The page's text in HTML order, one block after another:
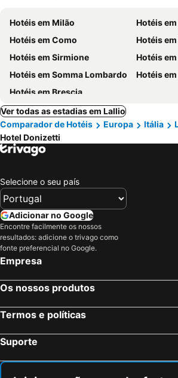
Hotéis em Milão
Hotéis
Hotéis em Como
Hotéis
Hotéis em Sirmione
Hotéis
Hotéis em Somma Lombardo
Hotéis
Hotéis em Brescia
Ver todas as estadias em Lallio
Comparador de Hotéis
Europa Itália
Hotel Donizetti
Selecione o seu país
Adicionar no Google
Encontre facilmente os nossos
resultados: adicione o trivago como
fonte preferencial no Google.
Empresa
Os nossos produtos
Termos e políticas
Suporte